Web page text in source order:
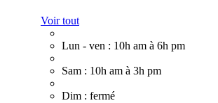
Voir tout
Lun - ven : 10h am à 6h pm
Sam : 10h am à 3h pm
Dim : fermé